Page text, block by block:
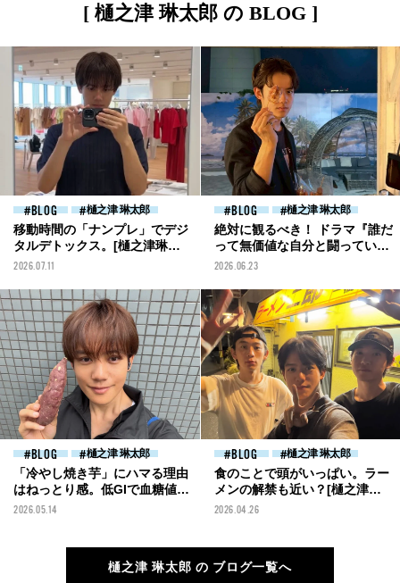
[ 樋之津 琳太郎 の BLOG ]
BLOG 樋之津 琳太郎
移動時間の「ナンプレ」でデジ
タルデトックス。[樋之津琳太
郎ブログ]
2026.07.11
BLOG 樋之津 琳太郎
絶対に観るべき！ ドラマ『誰だ
って無価値な自分と闘ってい
る』が私的大ヒット[樋之津琳
2026.06.23
BLOG 樋之津 琳太郎
「冷やし焼き芋」にハマる理由
はねっとり感。低GIで血糖値の
上昇も抑えられるおすすめスイ
2026.05.14
BLOG 樋之津 琳太郎
食のことで頭がいっぱい。ラー
メンの解禁も近い？[樋之津琳
太郎ブログ]
2026.04.26
樋之津 琳太郎 の ブログ一覧へ